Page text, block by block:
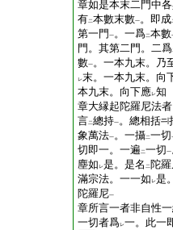
章如是本末二門中
有二本數末數一。即成
第一門 一。一爲二本數
門。其第二門。二爲
數一。一本九末。乃
レ末。一本九末。向
本九末。向下應レ知
章大縁起陀羅尼法
言二總持一。總相括
象萬法一。一攝二一切
切即一。一遍 二一切一
塵如 レ是。是名 二 陀
滿宗法。一一如 レ是
陀羅尼一
章所言一者非自性
一切者爲レ一。此一